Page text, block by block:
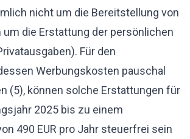
nicht um die Bereitstellung von
um die Erstattung der persönlichen
Für den
Werbungskosten pauschal
(5), können solche Erstattungen für
2025 bis zu einem
490 EUR pro Jahr steuerfrei sein